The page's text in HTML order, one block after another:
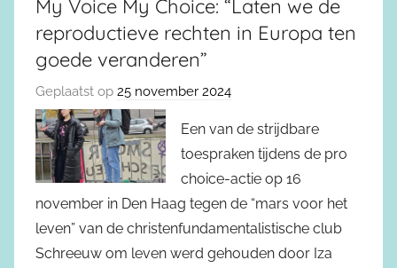
My Voice My Choice: “Laten we de
reproductieve rechten in Europa ten
goede veranderen”
Geplaatst op 25 november 2024
Een van de strijdbare
toespraken tijdens de pro
choice-actie op 16
november in Den Haag tegen de “mars voor het
leven” van de christenfundamentalistische club
Schreeuw om leven werd gehouden door Iza